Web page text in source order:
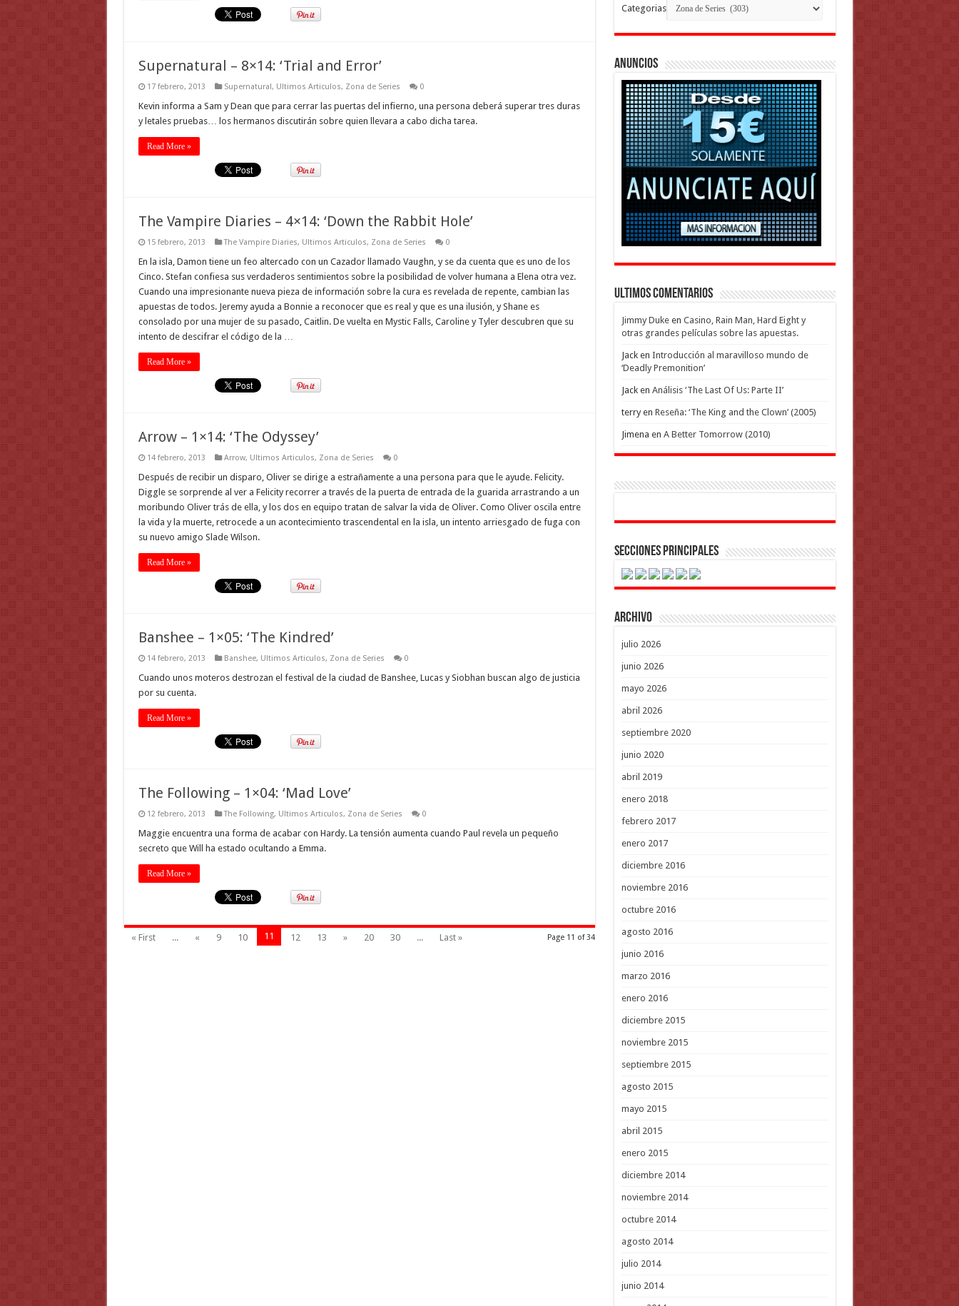
Supernatural – 8×14: ‘Trial and Error’
17 febrero, 2013 Supernatural, Ultimos Articulos, Zona de Series 0
Kevin informa a Sam y Dean que para cerrar las puertas del infierno, una persona deberá superar tres duras
y letales pruebas… los hermanos discutirán sobre quien llevara a cabo dicha tarea.
Read More »
The Vampire Diaries – 4×14: ‘Down the Rabbit Hole’
15 febrero, 2013 The Vampire Diaries, Ultimos Articulos, Zona de Series 0
En la isla, Damon tiene un feo altercado con un Cazador llamado Vaughn, y se da cuenta que es uno de los
Cinco. Stefan confiesa sus verdaderos sentimientos sobre la posibilidad de volver humana a Elena otra vez.
Cuando una impresionante nueva pieza de información sobre la cura es revelada de repente, cambian las
apuestas de todos. Jeremy ayuda a Bonnie a reconocer que es real y que es una ilusión, y Shane es
consolado por una mujer de su pasado, Caitlin. De vuelta en Mystic Falls, Caroline y Tyler descubren que su
intento de descifrar el código de la …
Read More »
Arrow – 1×14: ‘The Odyssey’
14 febrero, 2013 Arrow, Ultimos Articulos, Zona de Series 0
Después de recibir un disparo, Oliver se dirige a estrañamente a una persona para que le ayude. Felicity.
Diggle se sorprende al ver a Felicity recorrer a través de la puerta de entrada de la guarida arrastrando a un
moribundo Oliver trás de ella, y los dos en equipo tratan de salvar la vida de Oliver. Como Oliver oscila entre
la vida y la muerte, retrocede a un acontecimiento trascendental en la isla, un intento arriesgado de fuga con
su nuevo amigo Slade Wilson.
Read More »
Banshee – 1×05: ‘The Kindred’
14 febrero, 2013 Banshee, Ultimos Articulos, Zona de Series 0
Cuando unos moteros destrozan el festival de la ciudad de Banshee, Lucas y Siobhan buscan algo de justicia
por su cuenta.
Read More »
The Following – 1×04: ‘Mad Love’
12 febrero, 2013 The Following, Ultimos Articulos, Zona de Series 0
Maggie encuentra una forma de acabar con Hardy. La tensión aumenta cuando Paul revela un pequeño
secreto que Will ha estado ocultando a Emma.
Read More »
Page 11 of 34
« First ... « 9 10 11 12 13 » 20 30 ... Last »
Categorias
Anuncios
Ultimos Comentarios
Jimmy Dukeen Casino, Rain Man, Hard Eight y
otras grandes películas sobre las apuestas.
Jacken Introducción al maravilloso mundo de
‘Deadly Premonition’
Jacken Análisis ‘The Last Of Us: Parte II’
terryen Reseña: ‘The King and the Clown’ (2005)
Jimena en A Better Tomorrow (2010)
Secciones Principales
Archivo
julio 2026
junio 2026
mayo 2026
abril 2026
septiembre 2020
junio 2020
abril 2019
enero 2018
febrero 2017
enero 2017
diciembre 2016
noviembre 2016
octubre 2016
agosto 2016
junio 2016
marzo 2016
enero 2016
diciembre 2015
noviembre 2015
septiembre 2015
agosto 2015
mayo 2015
abril 2015
enero 2015
diciembre 2014
noviembre 2014
octubre 2014
agosto 2014
julio 2014
junio 2014